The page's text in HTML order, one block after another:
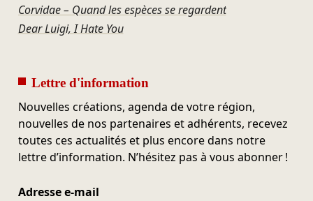
Corvidae – Quand les espèces se regardent
Dear Luigi, I Hate You
Lettre d'information
Nouvelles créations, agenda de votre région,
nouvelles de nos partenaires et adhérents, recevez
toutes ces actualités et plus encore dans notre
lettre d’information. N’hésitez pas à vous abonner !
Adresse e-mail